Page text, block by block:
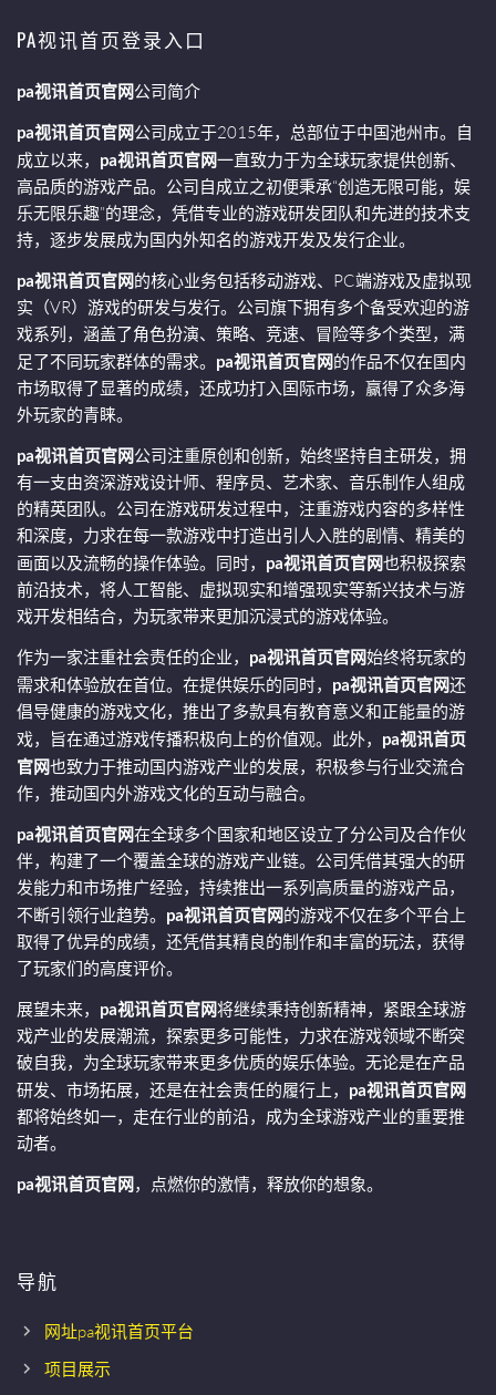
PA视讯首页登录入口
pa视讯首页官网公司简介
pa视讯首页官网公司成立于2015年，总部位于中国池州市。自
成立以来， pa视讯首页官网一直致力于为全球玩家提供创新、
高品质的游戏产品。公司自成立之初便秉承“创造无限可能，娱
乐无限乐趣”的理念，凭借专业的游戏研发团队和先进的技术支
持，逐步发展成为国内外知名的游戏开发及发行企业。
pa视讯首页官网的核心业务包括移动游戏、PC端游戏及虚拟现
实（VR）游戏的研发与发行。公司旗下拥有多个备受欢迎的游
戏系列，涵盖了角色扮演、策略、竞速、冒险等多个类型，满
足了不同玩家群体的需求。 pa视讯首页官网的作品不仅在国内
市场取得了显著的成绩，还成功打入国际市场，赢得了众多海
外玩家的青睐。
pa视讯首页官网公司注重原创和创新，始终坚持自主研发，拥
有一支由资深游戏设计师、程序员、艺术家、音乐制作人组成
的精英团队。公司在游戏研发过程中，注重游戏内容的多样性
和深度，力求在每一款游戏中打造出引人入胜的剧情、精美的
画面以及流畅的操作体验。同时， pa视讯首页官网也积极探索
前沿技术，将人工智能、虚拟现实和增强现实等新兴技术与游
戏开发相结合，为玩家带来更加沉浸式的游戏体验。
作为一家注重社会责任的企业， pa视讯首页官网始终将玩家的
需求和体验放在首位。在提供娱乐的同时， pa视讯首页官网还
倡导健康的游戏文化，推出了多款具有教育意义和正能量的游
戏，旨在通过游戏传播积极向上的价值观。此外， pa视讯首页
官网也致力于推动国内游戏产业的发展，积极参与行业交流合
作，推动国内外游戏文化的互动与融合。
pa视讯首页官网在全球多个国家和地区设立了分公司及合作伙
伴，构建了一个覆盖全球的游戏产业链。公司凭借其强大的研
发能力和市场推广经验，持续推出一系列高质量的游戏产品，
不断引领行业趋势。 pa视讯首页官网的游戏不仅在多个平台上
取得了优异的成绩，还凭借其精良的制作和丰富的玩法，获得
了玩家们的高度评价。
展望未来， pa视讯首页官网将继续秉持创新精神，紧跟全球游
戏产业的发展潮流，探索更多可能性，力求在游戏领域不断突
破自我，为全球玩家带来更多优质的娱乐体验。无论是在产品
研发、市场拓展，还是在社会责任的履行上， pa视讯首页官网
都将始终如一，走在行业的前沿，成为全球游戏产业的重要推
动者。
pa视讯首页官网 ，点燃你的激情，释放你的想象。
导航
网址pa视讯首页平台
项目展示